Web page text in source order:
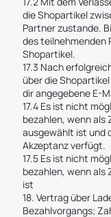
die Shopartikel
Partner zustande.
des teilnehmenden
Shopartikel.
17.3 Nach
über die
dir angegebene E-
17.4 Es ist nicht
bezahlen, wenn als
ausgewählt ist und
Akzeptanz verfügt.
17.5 Es ist nicht
bezahlen, wenn als
ist
18. Vertrag über
Bezahlvorgangs;